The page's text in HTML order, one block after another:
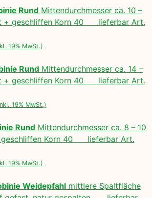
Rund Mittendurchmesser ca. 10 –
+ geschliffen Korn 40 lieferbar Art.
19% MwSt.)
Rund Mittendurchmesser ca. 14 –
+ geschliffen Korn 40 lieferbar Art.
19% MwSt.)
Rund Mittendurchmesser ca. 8 – 10
geschliffen Korn 40 lieferbar Art.
19% MwSt.)
Weidepfahl mittlere Spaltfläche